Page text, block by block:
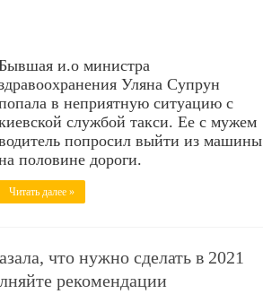
и.о министра
Уляна Супрун
в неприятную ситуацию с
службой такси. Ее с мужем
попросил выйти из машины
половине дороги.
Читать далее »
что нужно сделать в 2021
рекомендации